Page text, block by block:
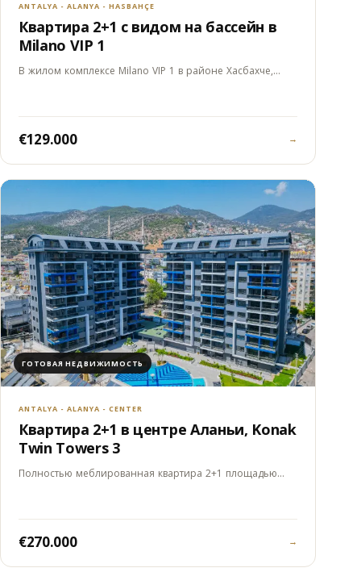
ANTALYA - ALANYA - HASBAHÇE
Квартира 2+1 с видом на бассейн в
Milano VIP 1
В жилом комплексе Milano VIP 1 в районе Хасбахче,…
€129.000 →
ГОТОВАЯ НЕДВИЖИМОСТЬ
ANTALYA - ALANYA - CENTER
Квартира 2+1 в центре Аланьи, Konak
Twin Towers 3
Полностью меблированная квартира 2+1 площадью…
€270.000 →